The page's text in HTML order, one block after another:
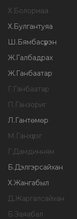
Х.Болормаа
Х.Булгантуяа
Ш.Бямбасүрэн
Ж.Галбадрах
Ж.Ганбаатар
Г.Ганбаатар
П.Ганзориг
Л.Гантөмөр
М.Ганхүлэг
Г.Дамдинням
Б.Дэлгэрсайхан
Х.Жангабыл
Д.Жаргалсайхан
Б.Заяабал